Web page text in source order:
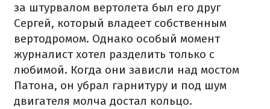
за штурвалом вертолета был его друг
Сергей, который владеет собственным
вертодромом. Однако особый момент
журналист хотел разделить только с
любимой. Когда они зависли над мостом
Патона, он убрал гарнитуру и под шум
двигателя молча достал кольцо.